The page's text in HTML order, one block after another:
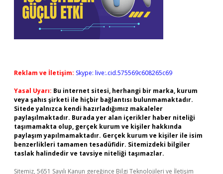
Reklam ve İletişim: Skype: live:.cid.575569c608265c69
Yasal Uyarı: Bu internet sitesi, herhangi bir marka, kurum
veya şahıs şirketi ile hiçbir bağlantısı bulunmamaktadır.
Sitede yalnızca kendi hazırladığımız makaleler
paylaşılmaktadır. Burada yer alan içerikler haber niteliği
taşımamakta olup, gerçek kurum ve kişiler hakkında
paylaşım yapılmamaktadır. Gerçek kurum ve kişiler ile isim
benzerlikleri tamamen tesadüfidir. Sitemizdeki bilgiler
taslak halindedir ve tavsiye niteliği taşımazlar.
Sitemiz, 5651 Sayılı Kanun gereğince Bilgi Teknolojileri ve İletişim